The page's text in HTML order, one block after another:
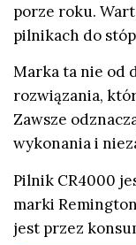
porze roku.
pilnikach do stóp
Marka ta nie od
rozwiązania,
Zawsze
wykonania i
Pilnik CR4000
marki
jest przez